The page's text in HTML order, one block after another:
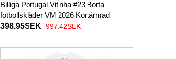
Billiga Portugal Vitinha #23 Borta
fotbollskläder VM 2026 Kortärmad
398.95SEK
997.42SEK